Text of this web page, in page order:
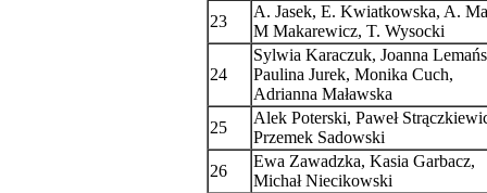
23
A. Jasek, E. Kwiatkowska, A.
M Makarewicz, T. Wysocki
24
Sylwia Karaczuk, Joanna
Paulina Jurek, Monika Cuch,
Adrianna Maławska
25
Alek Poterski, Paweł
Przemek Sadowski
26
Ewa Zawadzka, Kasia Garbacz,
Michał Niecikowski